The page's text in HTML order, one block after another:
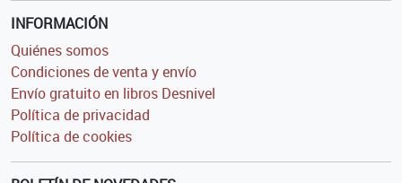
INFORMACIÓN
Quiénes somos
Condiciones de venta y envío
Envío gratuito en libros Desnivel
Política de privacidad
Política de cookies